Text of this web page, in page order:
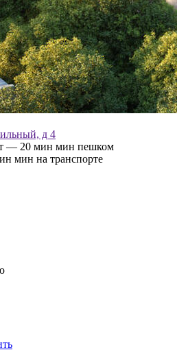
д 4
— 20 мин мин пешком
мин на транспорте